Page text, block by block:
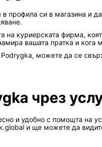
профила си в магазина и
куриерската фирма,
вашата пратка и кога
можете да се
чрез
и удобно с помощта на
и ще можете да